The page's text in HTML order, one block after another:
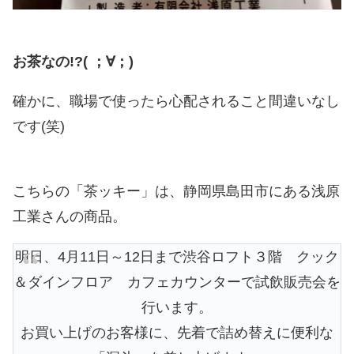
お茶なの!?( ；∀；)
確かに、職場で使ったら心配されること間違いなし
です(笑)
こちらの「茶ッキー」は、静岡県島田市にある浅原
工業さんの商品。
明日、4月11日～12日まで渋谷ロフト３階 クック
＆ダインフロア カフェカウンターで試飲販売会を
行います。
お買い上げのお客様に、先着で詰め替えに便利な